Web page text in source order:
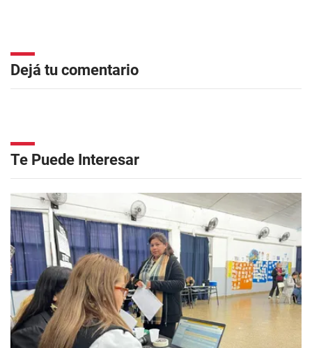
Dejá tu comentario
Te Puede Interesar